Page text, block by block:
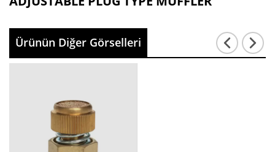
Ürünün Diğer Görselleri